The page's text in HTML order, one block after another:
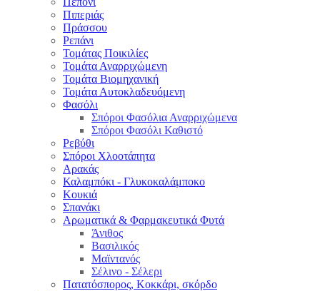
Πιπεριάς
Πράσσου
Ρεπάνι
Τομάτας Ποικιλίες
Τομάτα Αναρριχώμενη
Τομάτα Βιομηχανική
Τομάτα Αυτοκλαδευόμενη
Φασόλι
Σπόροι Φασόλια Αναρριχώμενα
Σπόροι Φασόλι Καθιστό
Ρεβύθι
Σπόροι Χλοοτάπητα
Αρακάς
Καλαμπόκι - Γλυκοκαλάμποκο
Κουκιά
Σπανάκι
Αρωματικά & Φαρμακευτικά Φυτά
Άνιθος
Βασιλικός
Μαϊντανός
Σέλινο - Σέλερι
Πατατόσπορος, Κοκκάρι, σκόρδο